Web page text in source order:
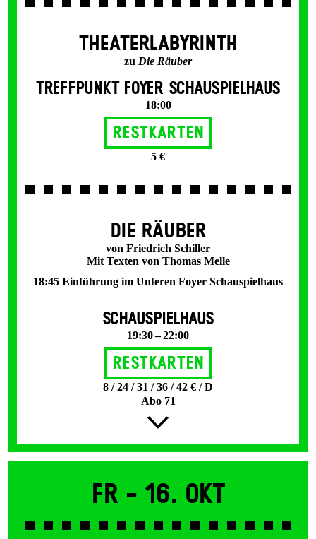
THEATERLABYRINTH
zu Die Räuber
TREFFPUNKT FOYER SCHAUSPIELHAUS
18:00
Restkarten
5 €
DIE RÄUBER
von Friedrich Schiller
Mit Texten von Thomas Melle
18:45 Einführung im Unteren Foyer Schauspielhaus
SCHAUSPIELHAUS
19:30 – 22:00
Restkarten
8 / 24 / 31 / 36 / 42 € / D
Abo 71
Fr - 16. Okt